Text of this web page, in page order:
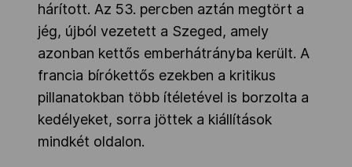
hárított. Az 53. percben aztán megtört a
jég, újból vezetett a Szeged, amely
azonban kettős emberhátrányba került. A
francia bírókettős ezekben a kritikus
pillanatokban több ítéletével is borzolta a
kedélyeket, sorra jöttek a kiállítások
mindkét oldalon.